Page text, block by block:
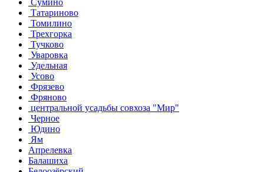
Татариново
Томилино
Трехгорка
Тучково
Уваровка
Удельная
Усово
Фрязево
Фряново
центральной усадьбы совхоза "Мир"
Черное
Юдино
Ям
Апрелевка
Балашиха